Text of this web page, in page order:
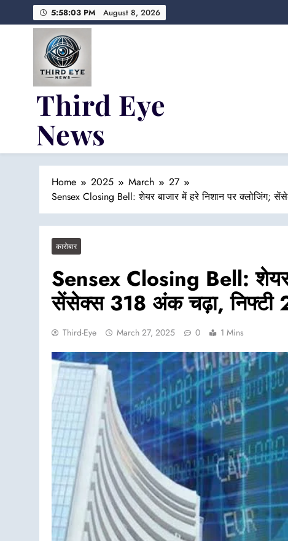
to
5:58:04 PM August 8, 2026
Third Eye
News
Home 2025 March
27
Sensex Closing Bell: शेयर बाजार में हरे निशान पर क्लोजिंग;
कारोबार
Sensex Closing Bell: शेयर
सेंसेक्स 318 अंक चढ़ा, निफ्टी
Third-Eye March 27, 2025 0 1 Mins